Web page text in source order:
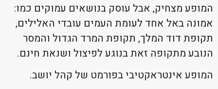
המופע מצחיק, אבל עוסק בנושאים עמוקים כמו:
אמונה באל אחד לעומת העמים עובדי האלילים,
תקופת דוד המלך, תקופת המרד הגדול והמסר
הנובע מתקופה זאת בנוגע לפיצול ושנאת חינם.
המופע אינטראקטיבי בפורמט של קהל יושב.